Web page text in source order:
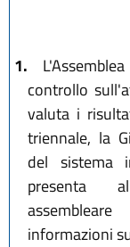
1.
controllo
valuta i
triennale, la
del sistema
presenta
informazioni